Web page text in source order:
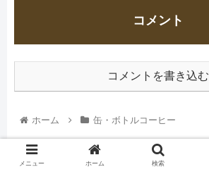
コメント
コメントを書き込む
ホーム 缶・ボトルコーヒー
メニュー ホーム 検索